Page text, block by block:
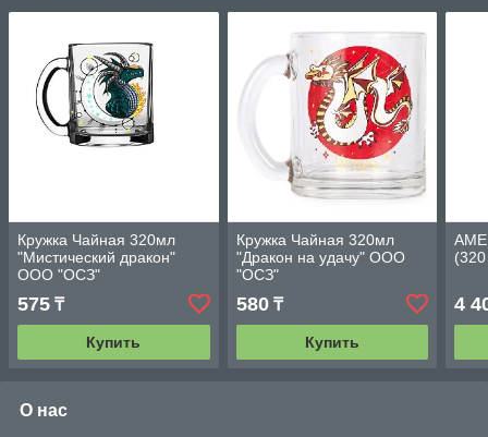
Кружка Чайная 320мл
"Мистический дракон"
ООО "ОСЗ"
575 ₸
Купить
Кружка Чайная 320мл
"Дракон на удачу" ООО
"ОСЗ"
580₸
Купить
4
О нас